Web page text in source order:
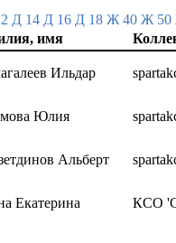
Д 14 Д 16 Д 18 Ж 40 Ж 50
имя
Ильдар
Юлия
Альберт
Екатерина КСО